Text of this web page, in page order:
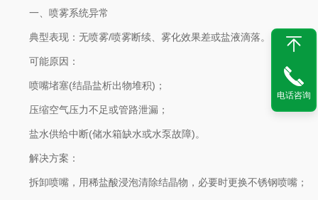
一、喷雾系统异常
典型表现：无喷雾/喷雾断续、雾化效果差或盐液滴落。
可能原因：
喷嘴堵塞(结晶盐析出物堆积)；
压缩空气压力不足或管路泄漏；
盐水供给中断(储水箱缺水或水泵故障)。
解决方案：
拆卸喷嘴，用稀盐酸浸泡清除结晶物，必要时更换不锈钢喷嘴；
电话咨询